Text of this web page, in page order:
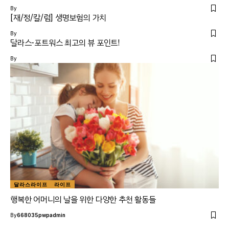
By
[재/정/칼/럼] 생명보험의 가치
By
달라스-포트워스 최고의 뷰 포인트!
By
달라스라이프 라이프
행복한 어머니의 날을 위한 다양한 추천 활동들
By668035pwpadmin